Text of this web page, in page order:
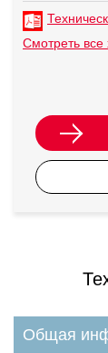
Смотреть все
Общая